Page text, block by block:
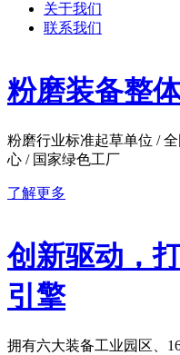
关于我们
联系我们
粉磨装备整
粉磨行业标准起草单位 /
心 / 国家绿色工厂
了解更多
创新驱动，
引擎
拥有六大装备工业园区、